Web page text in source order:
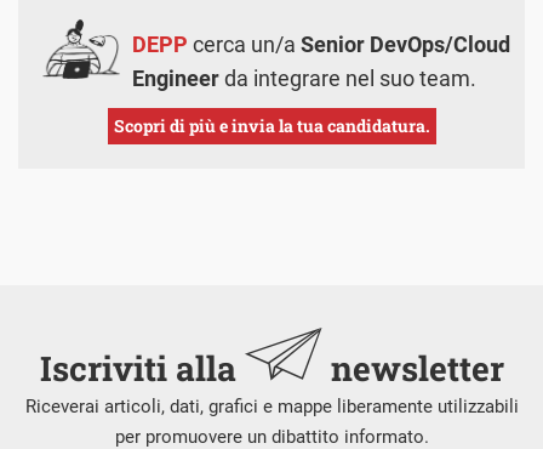
DEPP cerca un/a Senior DevOps/Cloud
Engineerda integrare nel suo team.
Scopri di più e invia la tua candidatura.
Iscriviti alla newsletter
Riceverai articoli, dati, grafici e mappe liberamente utilizzabili
per promuovere un dibattito informato.